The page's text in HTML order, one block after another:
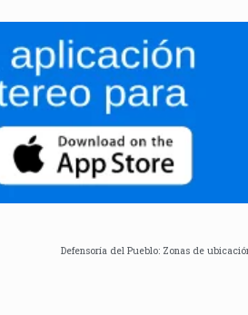
Defensoría del Pueblo: Zonas de